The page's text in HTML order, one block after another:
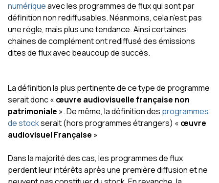
numériqueavec les programmes de flux qui sont par
définition non rediffusables. Néanmoins, cela n'est pas
une règle, mais plus une tendance. Ainsi certaines
chaines de complément ont rediffusé des émissions
dites de flux avec beaucoup de succès.
La définition la plus pertinente de ce type de programme
serait donc « œuvre audiovisuelle française non
patrimoniale ». De même, la définition des programmes
de stockserait (hors programmes étrangers) « œuvre
audiovisuel Française »
Dans la majorité des cas, les programmes de flux
perdent leur intérêts après une première diffusion et ne